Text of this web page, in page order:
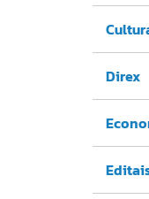
Direx